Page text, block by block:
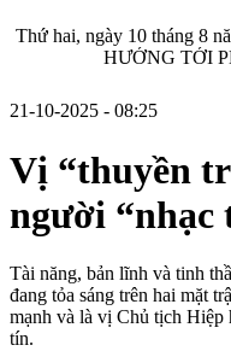
Thứ hai, ngày 10 tháng 8
TỚI PHÁT TRIỂN
21-10-2025 - 08:25
Vị “thuyền
người
Tài năng, bản lĩnh và tinh
đang tỏa sáng trên hai mặt
mạnh và là vị Chủ tịch
tín.